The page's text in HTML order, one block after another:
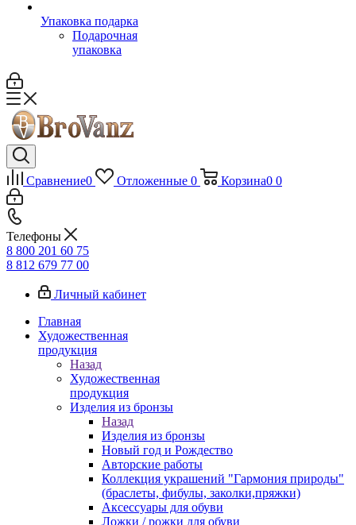
Упаковка подарка
Подарочная
упаковка
Сравнение0 Отложенные 0 Корзина0 0
Телефоны
8 800 201 60 75
8 812 679 77 00
Личный кабинет
Главная
Художественная
продукция
Назад
Художественная
продукция
Изделия из бронзы
Назад
Изделия из бронзы
Новый год и Рождество
Авторские работы
Коллекция украшений "Гармония природы"
(браслеты, фибулы, заколки,пряжки)
Аксессуары для обуви
Ложки / рожки для обуви